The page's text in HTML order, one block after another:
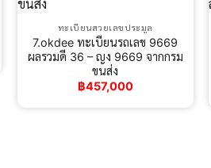
ทะเบียนสวยเลขประมูล
7.okdee ทะเบียนรถเลข 9669
ผลรวมดี 36 – ญง 9669 จากกรม
ขนส่ง
฿457,000